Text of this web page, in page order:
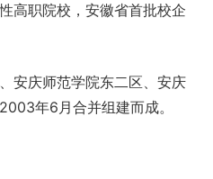
高职院校，安徽省首批校企
安庆师范学院东二区、安庆
年6月合并组建而成。